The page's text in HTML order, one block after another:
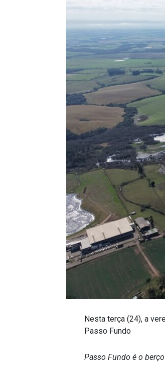
Nesta terça (24), a
Passo Fundo
Passo Fundo é o